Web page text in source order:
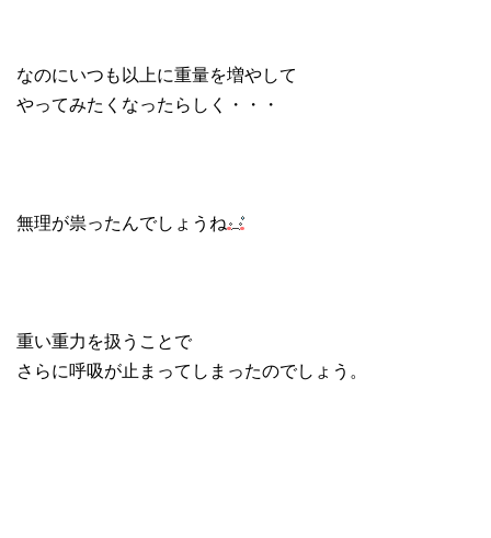
なのにいつも以上に重量を増やして
やってみたくなったらしく・・・
無理が祟ったんでしょうね
重い重力を扱うことで
さらに呼吸が止まってしまったのでしょう。